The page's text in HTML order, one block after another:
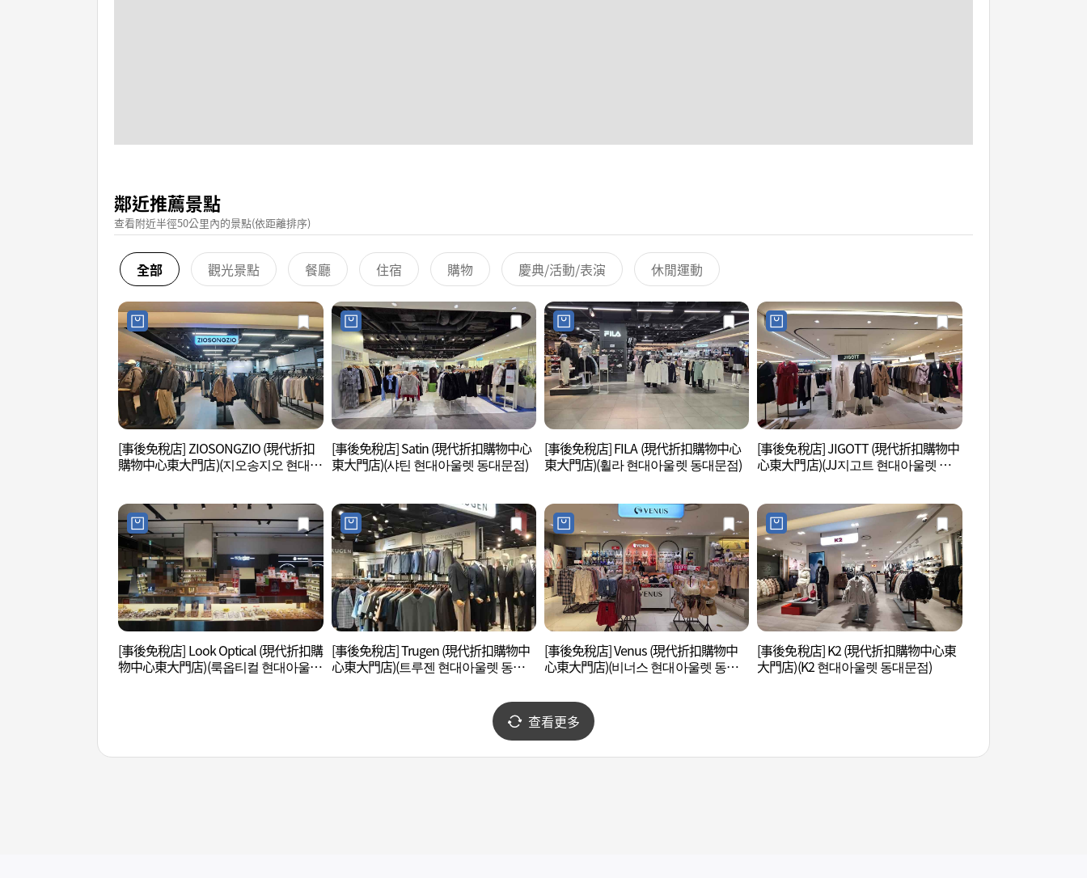
鄰近推薦景點
查看附近半徑50公里內的景點(依距離排序)
全部 觀光景點 餐廳 住宿 購物 慶典/活動/表演 休閒運動
[事後免稅店] ZIOSONGZIO (現代折扣
購物中心東大門店)(지오송지오 현대아
[事後免稅店] Satin (現代折扣購物中心
東大門店)(샤틴 현대아울렛 동대문점)
[事後免稅店] FILA (現代折扣購物中心
東大門店)(휠라 현대아울렛 동대문점)
[事後免稅店] JIGOTT (現代折扣購物中
心東大門店)(JJ지고트 현대아울렛 동
[事後免稅店] Look Optical (現代折扣購
物中心東大門店)(룩옵티컬 현대아울렛
[事後免稅店] Trugen (現代折扣購物中
心東大門店)(트루젠 현대아울렛 동대
[事後免稅店] Venus (現代折扣購物中
心東大門店)(비너스 현대아울렛 동대
[事後免稅店] K2 (現代折扣購物中心東
大門店)(K2 현대아울렛 동대문점)
查看更多